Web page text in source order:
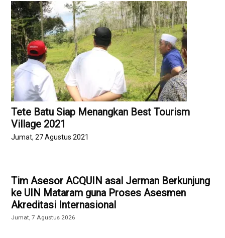
Tete Batu Siap Menangkan Best Tourism
Village 2021
Jumat, 27 Agustus 2021
Tim Asesor ACQUIN asal Jerman Berkunjung
ke UIN Mataram guna Proses Asesmen
Akreditasi Internasional
Jumat, 7 Agustus 2026